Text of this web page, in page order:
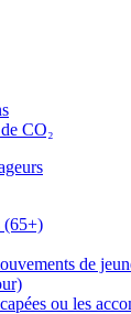
CO₂
(65+)
de
ou les